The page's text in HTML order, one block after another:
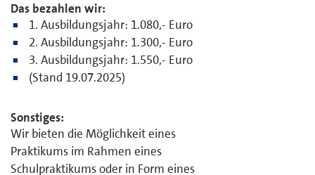
Das bezahlen wir:
1. Ausbildungsjahr: 1.080,- Euro
2. Ausbildungsjahr: 1.300,- Euro
3. Ausbildungsjahr: 1.550,- Euro
(Stand 19.07.2025)
Sonstiges:
Wir bieten die Möglichkeit eines
Praktikums im Rahmen eines
Schulpraktikums oder in Form eines